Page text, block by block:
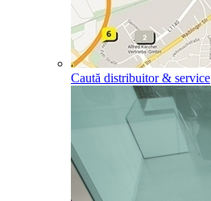
Caută distribuitor & service